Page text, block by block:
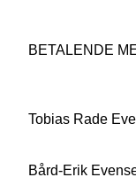
BETALENDE
Tobias Rade
Bård-Erik